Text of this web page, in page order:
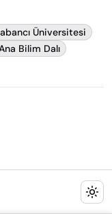
Üniversitesi
Bilim Dalı